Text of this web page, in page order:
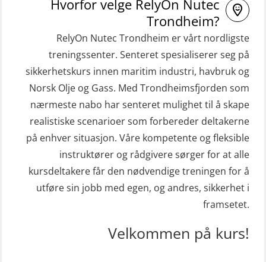
sivile mannskaper (FSC119)
Helikopterevakuering med HABD,
inkl. brannslukning (FSC121)
Hjertestarter brukerkurs (OFA107)
Kombi Søk og Redningslag og HLO
repetisjonskurs med e-læring
(ABSBLE010)
Kondisjonstest (OSC151)
Ledertrening i beredskap og
krisehåndtering for plattformsjefer
Livbåtfører FF1200 repetisjon
STCW Mann-Over-Bord
(hurtiggående) 32 t m/mørkekjøring
(MSE112)
STCW Redningsfarkost oppdatering
sliskebåt (MSE116)
STCW Sikkerhetsopplæring for
sjøfolk på mindre skip med eLearning
(MBSBLE003)
STCW oppdatering Livbåtfører
redningsfarkoster 8 t – konvensjonell
STCW oppdatering Mann-Over-Bord
Hvorfor velge RelyOn Nutec
Trondheim?
RelyOn Nutec Trondheim er vårt nordligste
treningssenter. Senteret spesialiserer seg på
sikkerhetskurs innen maritim industri, havbruk og
Norsk Olje og Gass. Med Trondheimsfjorden som
nærmeste nabo har senteret mulighet til å skape
realistiske scenarioer som forbereder deltakerne
på enhver situasjon. Våre kompetente og fleksible
instruktører og rådgivere sørger for at alle
kursdeltakere får den nødvendige treningen for å
utføre sin jobb med egen, og andres, sikkerhet i
framsetet.
Velkommen på kurs!